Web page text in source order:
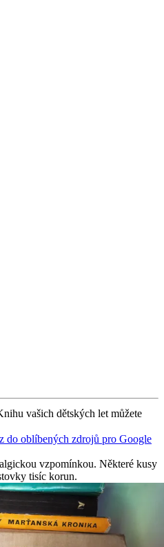
vašich dětských let můžete
do oblíbených zdrojů pro Google
vzpomínkou. Některé kusy
tisíc korun.